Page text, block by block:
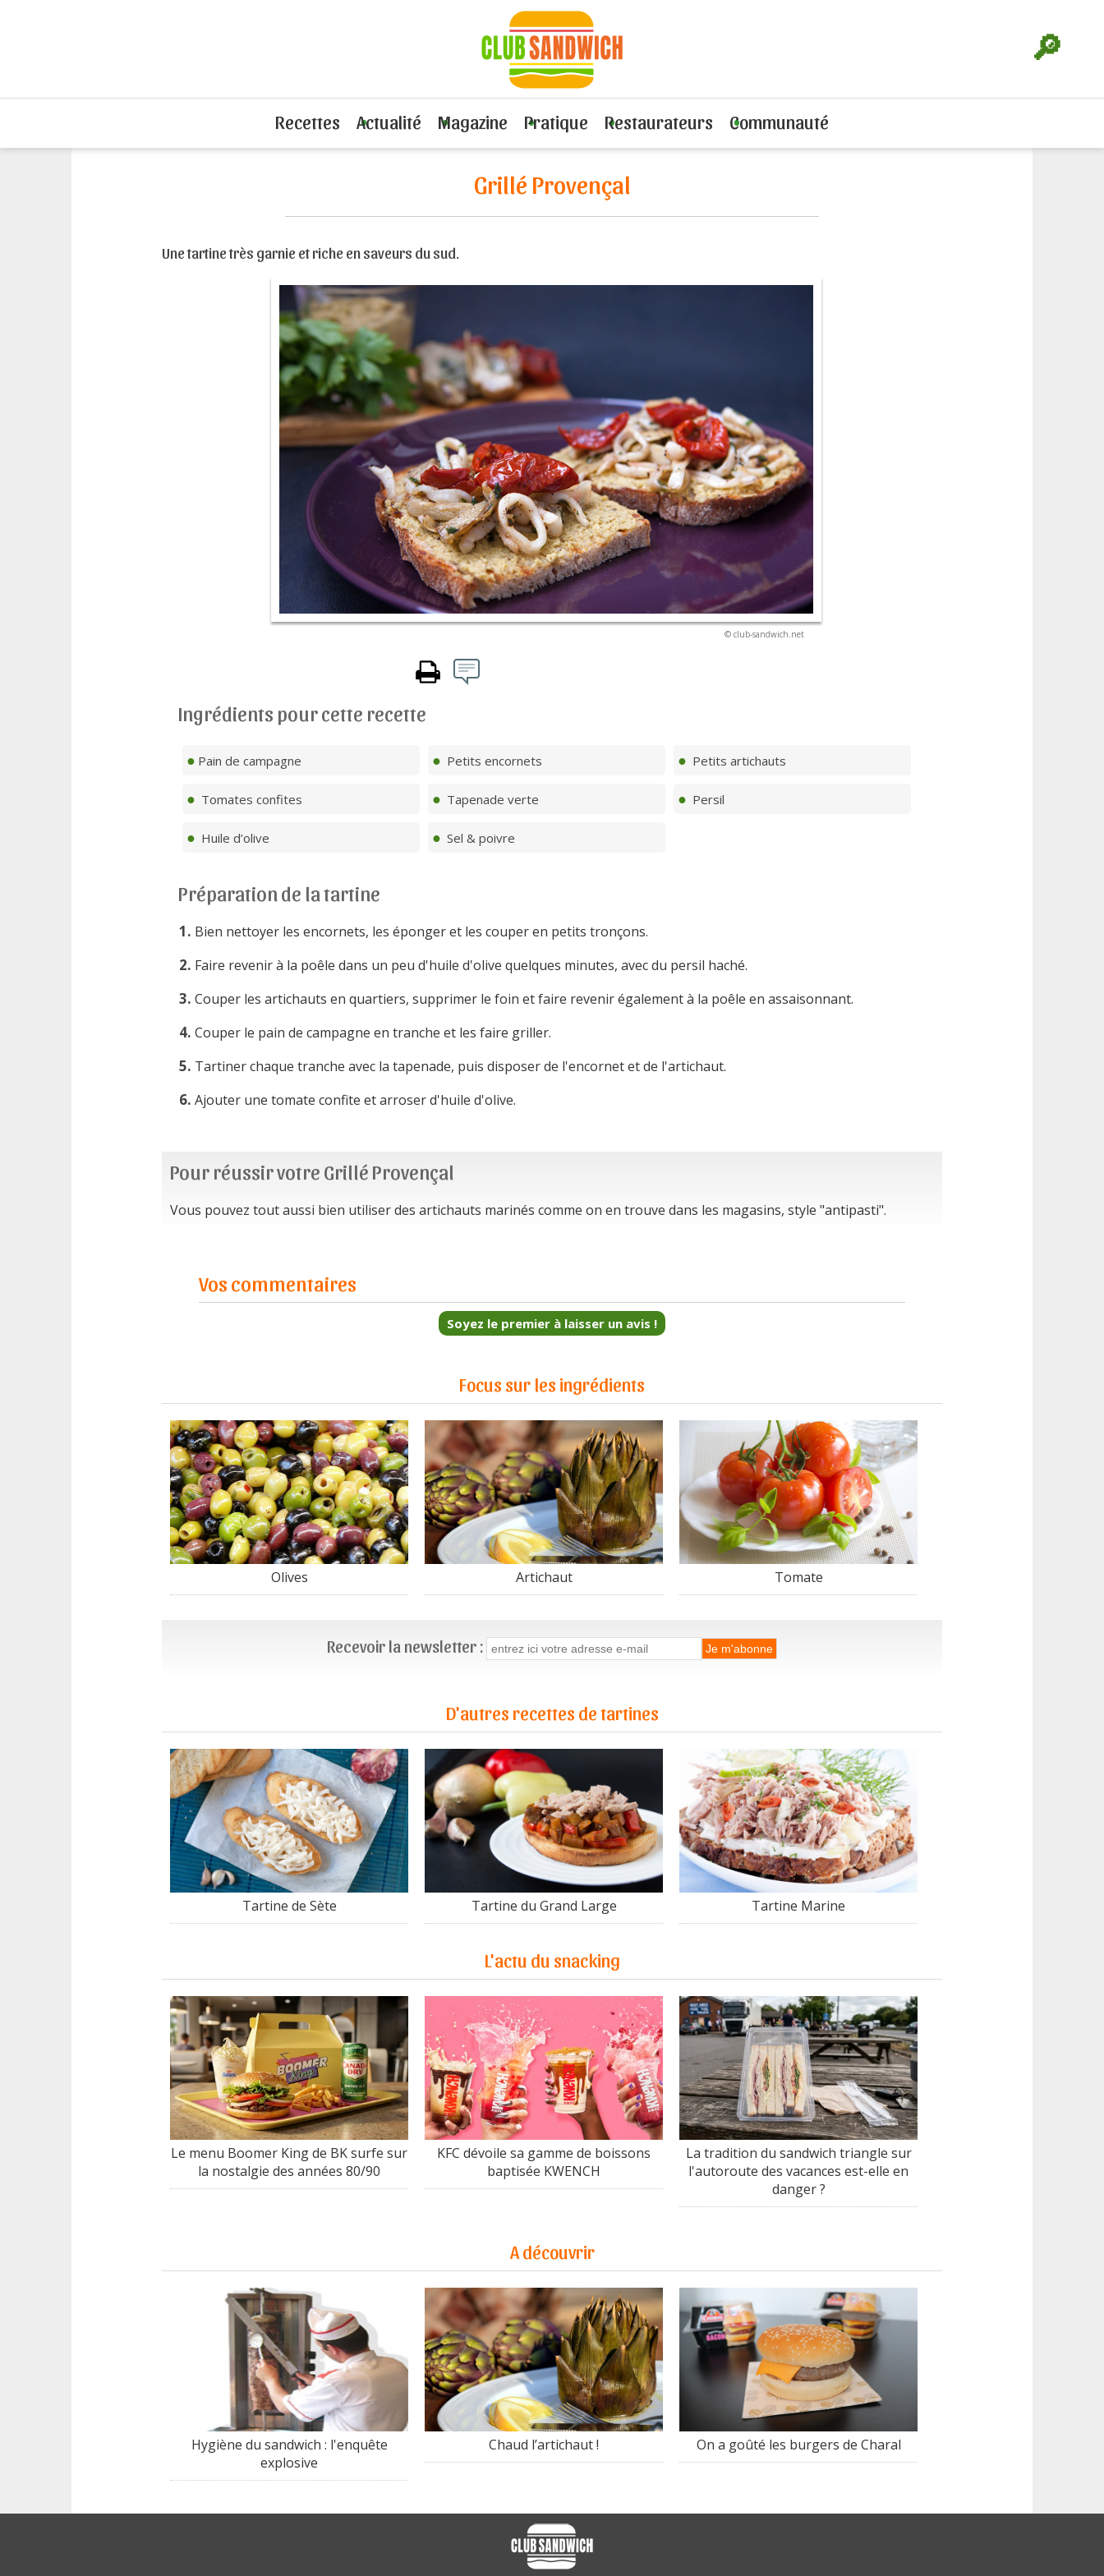
🔎
Recettes Actualité Magazine Pratique Restaurateurs Communauté
Recette Grillé Provençal
Grillé Provençal
Une tartine très garnie et riche en saveurs du sud.
© club-sandwich.net
Ingrédients pour cette recette
Pain de campagne Petits encornets Petits artichauts
Tomates confites Tapenade verte Persil
Huile d’olive Sel & poivre
Préparation de la tartine
Bien nettoyer les encornets, les éponger et les couper en petits tronçons.
Faire revenir à la poêle dans un peu d'huile d'olive quelques minutes, avec du persil haché.
Couper les artichauts en quartiers, supprimer le foin et faire revenir également à la poêle en assaisonnant.
Couper le pain de campagne en tranche et les faire griller.
Tartiner chaque tranche avec la tapenade, puis disposer de l'encornet et de l'artichaut.
Ajouter une tomate confite et arroser d'huile d'olive.
Pour réussir votre Grillé Provençal
Vous pouvez tout aussi bien utiliser des artichauts marinés comme on en trouve dans les magasins, style "antipasti".
Vos commentaires
Soyez le premier à laisser un avis !
Focus sur les ingrédients
Olives Artichaut Tomate
Recevoir la newsletter :
D'autres recettes de tartines
Tartine de Sète Tartine du Grand Large Tartine Marine
L'actu du snacking
Le menu Boomer King de BK surfe sur
la nostalgie des années 80/90
KFC dévoile sa gamme de boissons
baptisée KWENCH
La tradition du sandwich triangle sur
l'autoroute des vacances est-elle en
danger ?
A découvrir
Hygiène du sandwich : l'enquête
explosive
Chaud l’artichaut ! On a goûté les burgers de Charal